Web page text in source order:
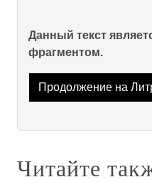
Данный текст
фрагментом.
Продолжение на
Читайте